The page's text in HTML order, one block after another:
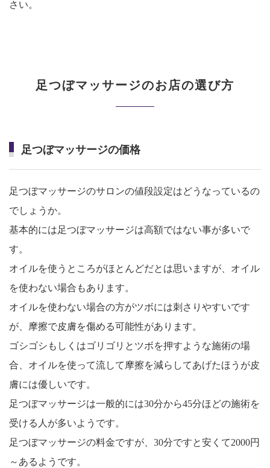
さい。
足つぼマッサージのお店の選び方
足つぼマッサージの価格
足つぼマッサージのサロンの値段設定はどうなっているの
でしょうか。
基本的には足つぼマッサージは高額ではない事が多いで
す。
オイルを使うところがほとんどだとは思いますが、オイル
を使わない場合もあります。
オイルを使わない場合の方がツボには刺さりやすいです
が、摩擦で皮膚を傷める可能性があります。
ゴシゴシもしくはゴリゴリとツボを押すような施術の場
合、オイルを使って流して摩擦を減らしてあげたほうが皮
膚には優しいです。
足つぼマッサージは一般的には30分から45分ほどの施術を
受ける人が多いようです。
足つぼマッサージの料金ですが、30分ですと安くて2000円
～あるようです。